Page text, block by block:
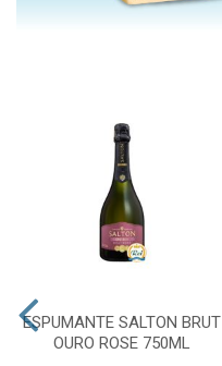
ESPUMANTE SALTON BRUT
OURO ROSE 750ML